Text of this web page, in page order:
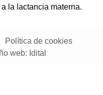
la lactancia materna.
Política de cookies
web: Idital